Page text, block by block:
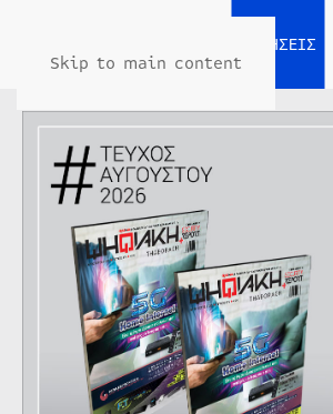
Skip to main content
ΕΙΔΗΣΕΙΣ